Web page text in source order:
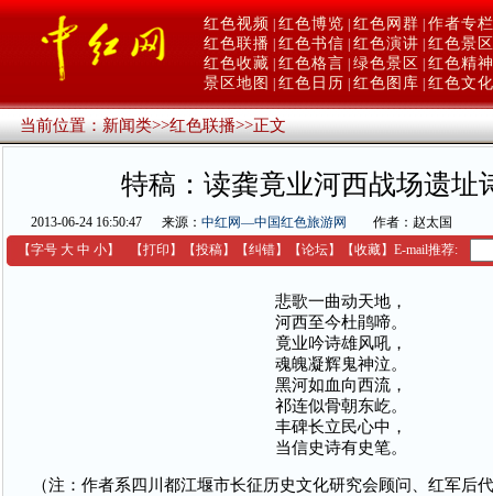
红色视频 红色博览 红色网群 作者专栏
红色联播 红色书信 红色演讲 红色景区
红色收藏 红色格言 绿色景区
红色精神
景区地图
红色日历 红色图库 红色文化
当前位置：新闻类>>红色联播>>正文
特稿：读龚竟业河西战场遗址
2013-06-24 16:50:47 来源： 中红网—中国红色旅游网
作者：赵太国
【字号 大 中 小】 【打印 】 【投稿】 【纠错】 【论坛】 【收藏】 E-mail推荐:
悲歌一曲动天地，
河西至今杜鹃啼。
竟业吟诗雄风吼，
魂魄凝辉鬼神泣。
黑河如血向西流，
祁连似骨朝东屹。
丰碑长立民心中，
当信史诗有史笔。
（注：作者系四川都江堰市长征历史文化研究会顾问、红军后